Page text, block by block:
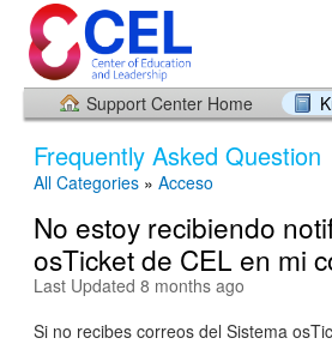
Support Center Home
Frequently Asked Question
All Categories » Acceso
No estoy recibiendo
osTicket de CEL en mi
Last Updated 8 months ago
Si no recibes correos del Sistema